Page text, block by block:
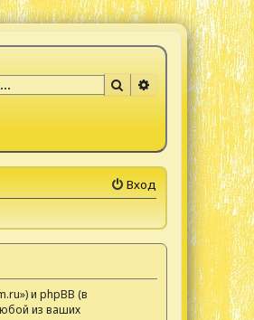
Поиск Расширенный
Вход
и phpBB (в
из ваших